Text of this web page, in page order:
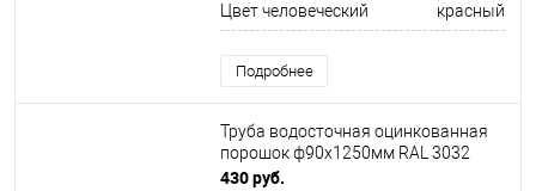
Цвет человеческий красный
Подробнее
Труба водосточная оцинкованная
порошок ф90х1250мм RAL 3032
430 руб.